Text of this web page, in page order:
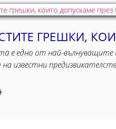
ГРЕШКИ,
е едно от най-вълнуващите
известни